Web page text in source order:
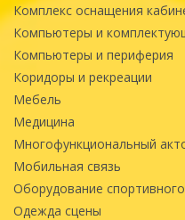
Комплекс оснащения
Компьютеры и
Компьютеры и периферия
Коридоры и рекреации
Мебель
Медицина
Многофункциональный
Мобильная связь
Оборудование
Одежда сцены